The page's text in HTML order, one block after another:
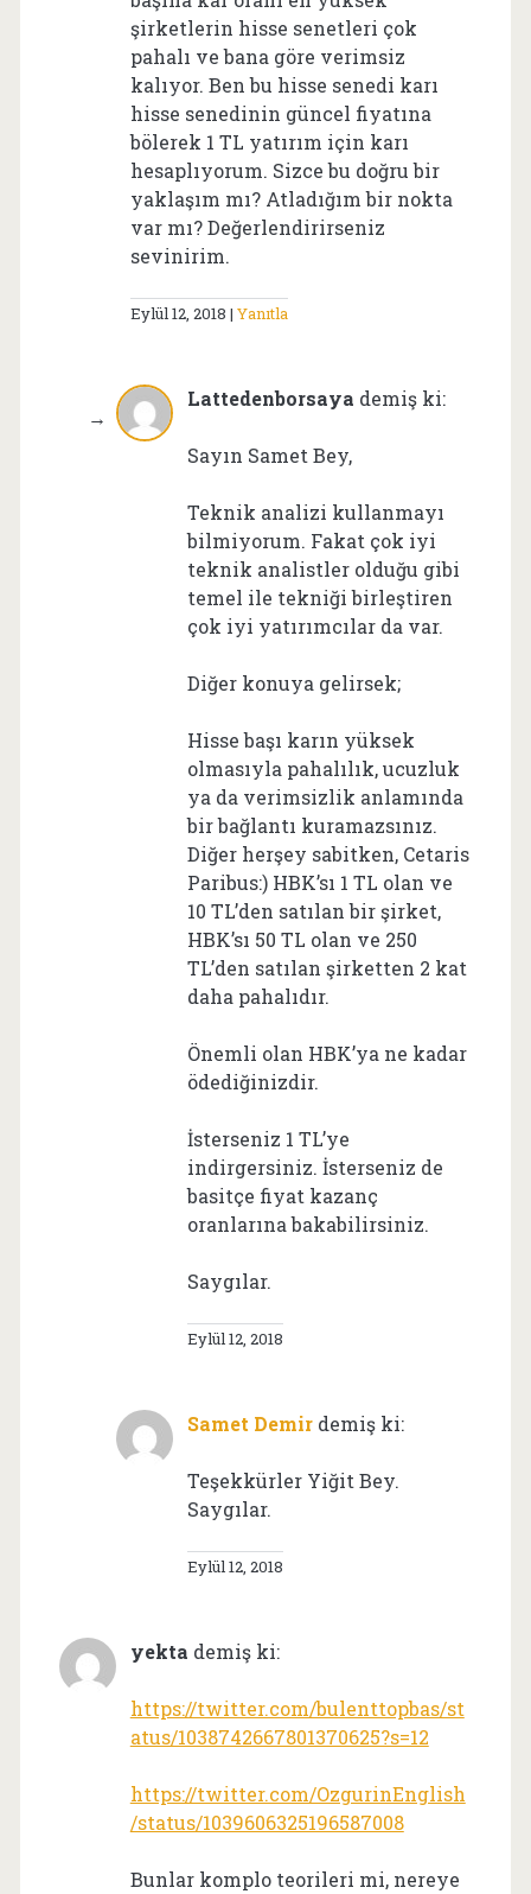
şirketlerin hisse senetleri çok
pahalı ve bana göre verimsiz
kalıyor. Ben bu hisse senedi karı
hisse senedinin güncel fiyatına
bölerek 1 TL yatırım için karı
hesaplıyorum. Sizce bu doğru bir
yaklaşım mı? Atladığım bir nokta
var mı? Değerlendirirseniz
sevinirim.
Eylül 12, 2018 Yanıtla
Lattedenborsaya demiş ki:
Sayın Samet Bey,
Teknik analizi kullanmayı
bilmiyorum. Fakat çok iyi
teknik analistler olduğu gibi
temel ile tekniği birleştiren
çok iyi yatırımcılar da var.
Diğer konuya gelirsek;
Hisse başı karın yüksek
olmasıyla pahalılık, ucuzluk
ya da verimsizlik anlamında
bir bağlantı kuramazsınız.
Diğer herşey sabitken, Cetaris
Paribus:) HBK’sı 1 TL olan ve
10 TL’den satılan bir şirket,
HBK’sı 50 TL olan ve 250
TL’den satılan şirketten 2 kat
daha pahalıdır.
Önemli olan HBK’ya ne kadar
ödediğinizdir.
İsterseniz 1 TL’ye
indirgersiniz. İsterseniz de
basitçe fiyat kazanç
oranlarına bakabilirsiniz.
Saygılar.
Eylül 12, 2018
Samet Demir demiş ki:
Teşekkürler Yiğit Bey.
Saygılar.
Eylül 12, 2018
yekta demiş ki:
https://twitter.com/bulenttopbas/st
atus/1038742667801370625?s=12
https://twitter.com/OzgurinEnglish
/status/1039606325196587008
Bunlar komplo teorileri mi, nereye